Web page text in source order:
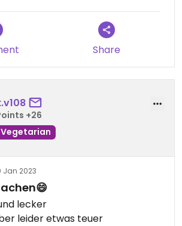
Share
+26
Vegetarian
Jan 2023
lecker
leider etwas teuer